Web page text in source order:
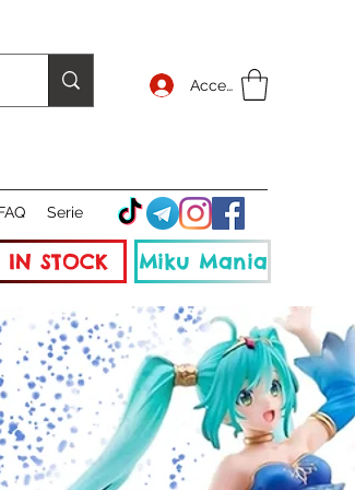
Accedi
Serie
IN STOCK Miku Mania